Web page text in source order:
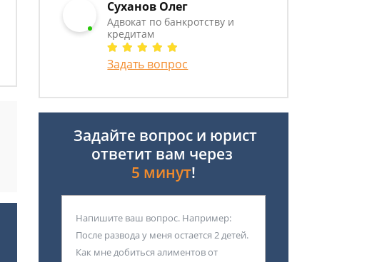
Суханов Олег
Адвокат по банкротству и
кредитам
Задать вопрос
Задайте вопрос и юрист
ответит вам через
5 минут!